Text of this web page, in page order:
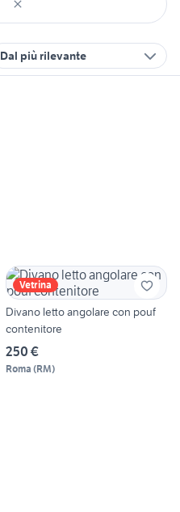
Dal più rilevante
Vetrina
Divano letto angolare con pouf
contenitore
250 €
Roma (RM)